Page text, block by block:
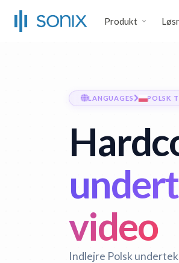
Produkt
LANGUAGES POLSK
video
Indlejre Polsk